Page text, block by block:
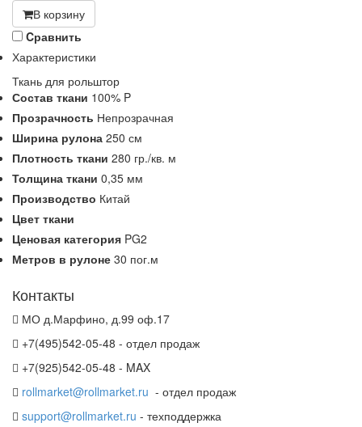
В корзину
Cравнить
Характеристики
Ткань для рольштор
Состав ткани 100% P
Прозрачность Непрозрачная
Ширина рулона 250 см
Плотность ткани 280 гр./кв. м
Толщина ткани 0,35 мм
Производство Китай
Цвет ткани
Ценовая категория PG2
Метров в рулоне 30 пог.м
Контакты
МО д.Марфино, д.99 оф.17
+7(495)542-05-48 - отдел продаж
+7(925)542-05-48 - MAX
rollmarket@rollmarket.ru - отдел продаж
support@rollmarket.ru - техподдержка